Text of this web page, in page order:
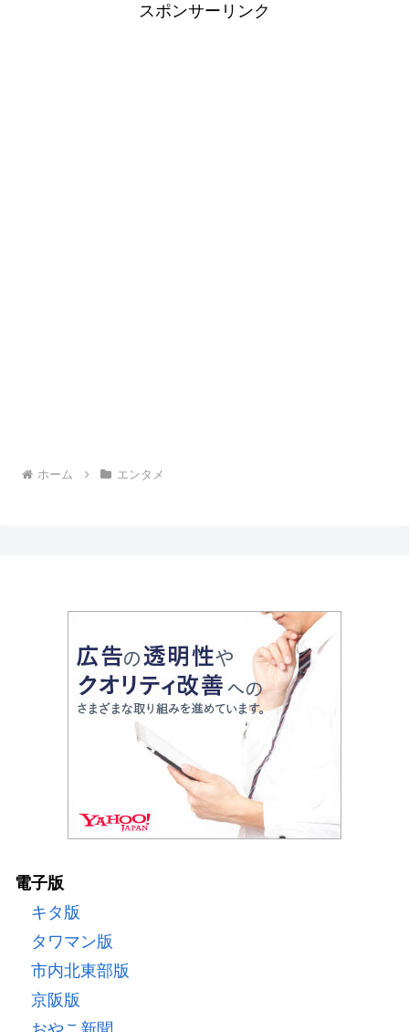
スポンサーリンク
ホーム エンタメ
電子版
キタ版
タワマン版
市内北東部版
京阪版